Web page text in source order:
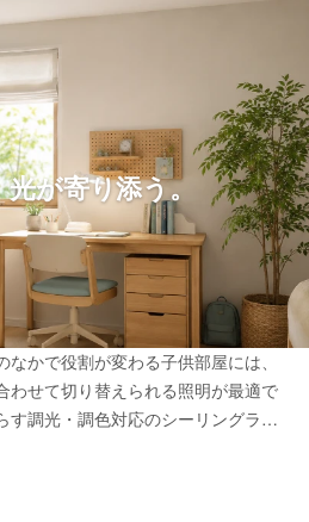
が寄り添う。
かで役割が変わる子供部屋には、
わせて切り替えられる照明が最適で
す調光・調色対応のシーリングライ
中をサポートするデスクライト、